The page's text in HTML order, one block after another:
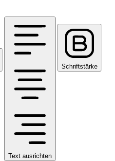
Text ausrichten
Schriftstärke